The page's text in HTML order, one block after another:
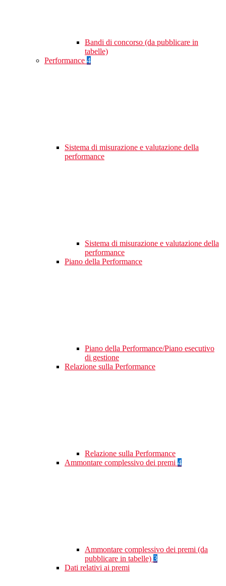
Bandi di concorso (da pubblicare in
tabelle)
Performance 4
Sistema di misurazione e valutazione della
performance
Sistema di misurazione e valutazione della
performance
Piano della Performance
Piano della Performance/Piano esecutivo
di gestione
Relazione sulla Performance
Relazione sulla Performance
Ammontare complessivo dei premi 4
Ammontare complessivo dei premi (da
pubblicare in tabelle) 3
Dati relativi ai premi